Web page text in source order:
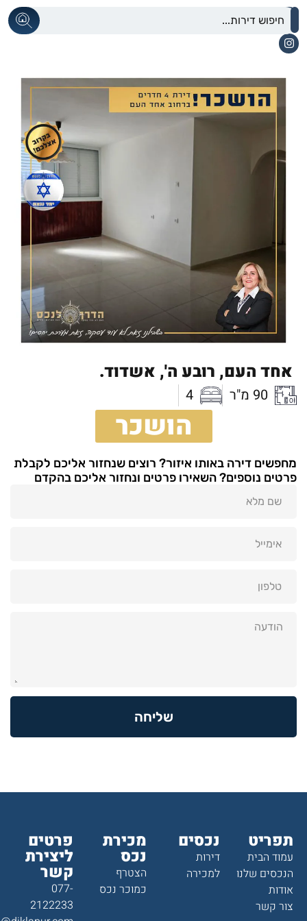
אחד העם, רובע ה', אשדוד.
90 מ"ר 4
הושכר
מחפשים דירה באותו איזור? רוצים שנחזור אליכם לקבלת
פרטים נוספים? השאירו פרטים ונחזור אליכם בהקדם
שליחה
תפריט
עמוד הבית
הנכסים שלנו
אודות
צור קשר
נכסים
דירות
למכירה
מכירת
נכס
הצטרף
כמוכר נכס
פרטים
ליצירת
קשר
077-
2122233